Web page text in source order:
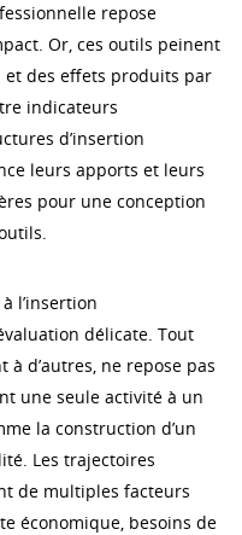
repose
Or, ces outils peinent
et des effets produits par
indicateurs
d’insertion
leurs apports et leurs
pour une conception
l’insertion
délicate. Tout
à d’autres, ne repose pas
une seule activité à un
la construction d’un
Les trajectoires
de multiples facteurs
économique, besoins de